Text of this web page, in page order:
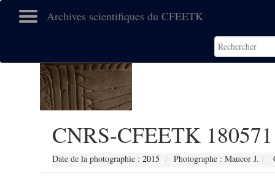
Archives scientifiques du CFEETK
CNRS-CFEETK 180571
Date de la photographie : 2015 Photographe : Maucor J.